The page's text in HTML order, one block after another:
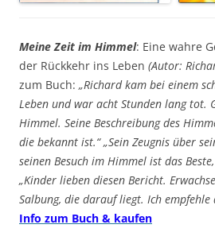
Meine Zeit im Himmel: Eine wahre
der Rückkehr ins Leben (Autor:
zum Buch: „Richard kam bei einem
Leben und war acht Stunden lang tot.
Himmel. Seine Beschreibung des
die bekannt ist.“ „Sein Zeugnis über
seinen Besuch im Himmel ist das
„Kinder lieben diesen Bericht.
Salbung, die darauf liegt. Ich empfehle
Info zum Buch & kaufen